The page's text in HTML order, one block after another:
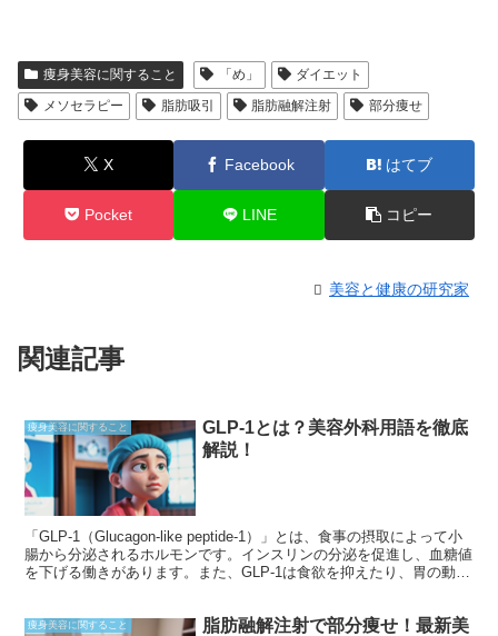
痩身美容に関すること 「め」
ダイエット
メソセラピー
脂肪吸引 脂肪融解注射 部分痩せ
X Facebook はてブ
Pocket LINE コピー
美容と健康の研究家
関連記事
痩身美容に関すること
GLP-1とは？美容外科用語を徹底
解説！
「GLP-1（Glucagon-like peptide-1）」とは、食事の摂取によって小
腸から分泌されるホルモンです。インスリンの分泌を促進し、血糖値
を下げる働きがあります。また、GLP-1は食欲を抑えたり、胃の動き
痩身美容に関すること
脂肪融解注射で部分痩せ！最新美